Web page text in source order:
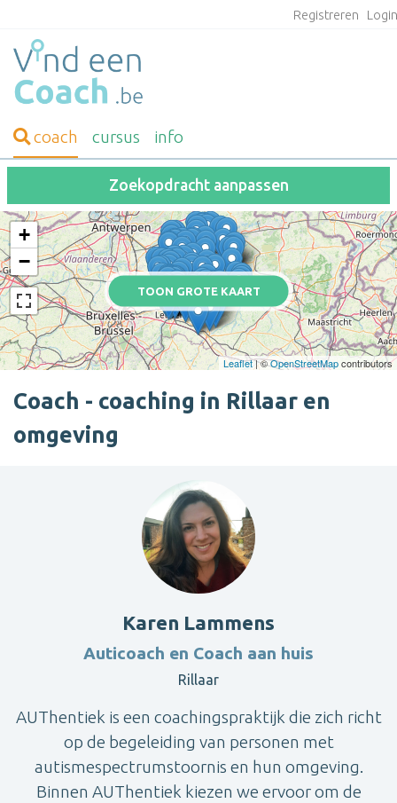
Registreren
coach cursus info
Zoekopdracht aanpassen
TOON GROTE KAART
+
−
Leaflet| ©OpenStreetMapcontributors
Coach - coaching in Rillaar en
omgeving
Karen Lammens
Auticoach en Coach aan huis
Rillaar
AUThentiek is een coachingspraktijk die zich richt
op de begeleiding van personen met
autismespectrumstoornis en hun omgeving.
Binnen AUThentiek kiezen we ervoor om de